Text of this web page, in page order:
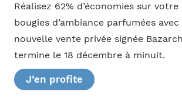
Réalisez 62% d’économies sur
bougies d’ambiance parfumées
nouvelle vente privée signée
termine le 18 décembre à minuit.
J’en profite